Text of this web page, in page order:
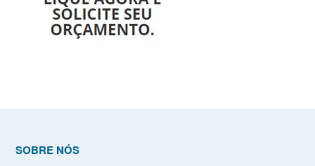
SOBRE NÓS